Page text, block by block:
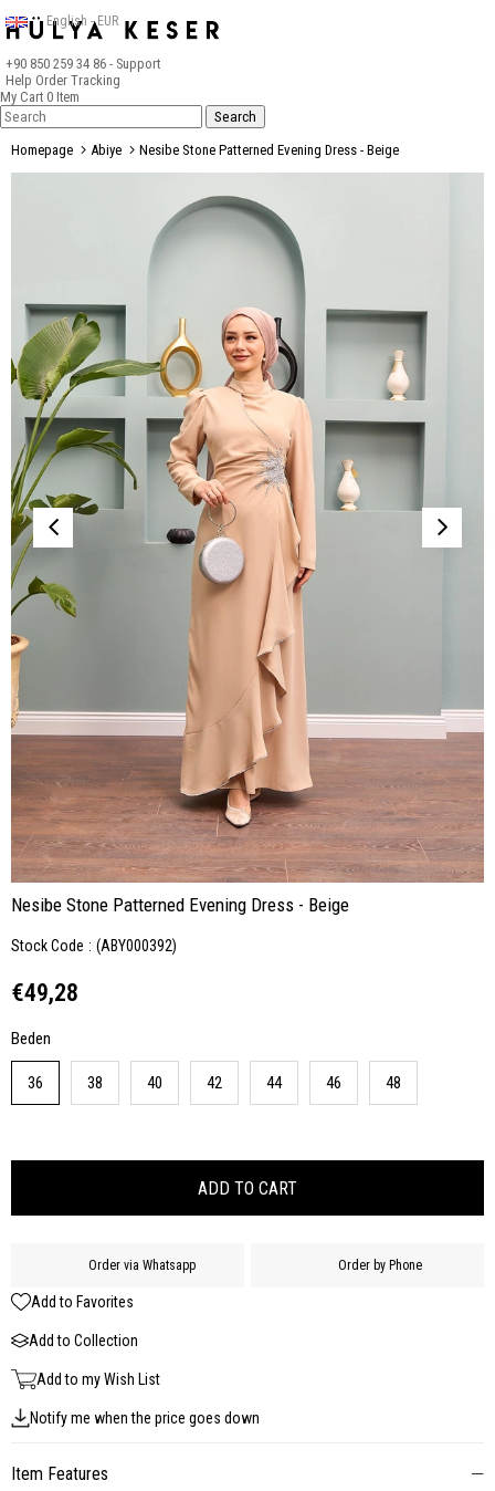
+90 850 259 34 86 - Support
Help Order Tracking
English - EUR
My Cart 0 Item
Homepage Abiye Nesibe Stone Patterned Evening Dress - Beige
Nesibe Stone Patterned Evening Dress - Beige
Stock Code (ABY000392)
€49,28
Beden
36 38 40 42 44 46 48
Order via Whatsapp Order by Phone
Add to Favorites
Add to Collection
Add to my Wish List
Notify me when the price goes down
Item Features